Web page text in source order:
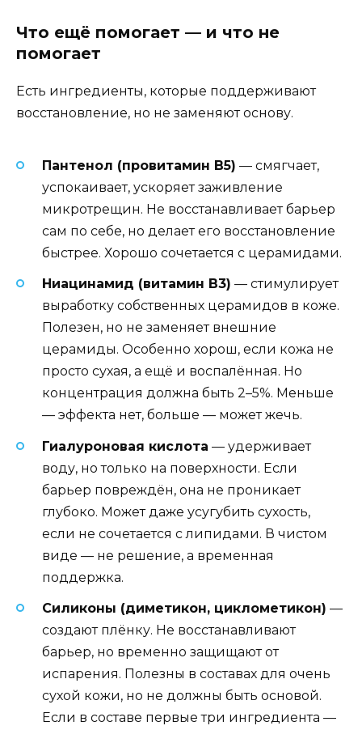
Что ещё помогает — и что не
помогает
Есть ингредиенты, которые поддерживают
восстановление, но не заменяют основу.
Пантенол (провитамин B5) — смягчает,
успокаивает, ускоряет заживление
микротрещин. Не восстанавливает барьер
сам по себе, но делает его восстановление
быстрее. Хорошо сочетается с церамидами.
Ниацинамид (витамин B3) — стимулирует
выработку собственных церамидов в коже.
Полезен, но не заменяет внешние
церамиды. Особенно хорош, если кожа не
просто сухая, а ещё и воспалённая. Но
концентрация должна быть 2–5%. Меньше
— эффекта нет, больше — может жечь.
Гиалуроновая кислота — удерживает
воду, но только на поверхности. Если
барьер повреждён, она не проникает
глубоко. Может даже усугубить сухость,
если не сочетается с липидами. В чистом
виде — не решение, а временная
поддержка.
Силиконы (диметикон, циклометикон) —
создают плёнку. Не восстанавливают
барьер, но временно защищают от
испарения. Полезны в составах для очень
сухой кожи, но не должны быть основой.
Если в составе первые три ингредиента —